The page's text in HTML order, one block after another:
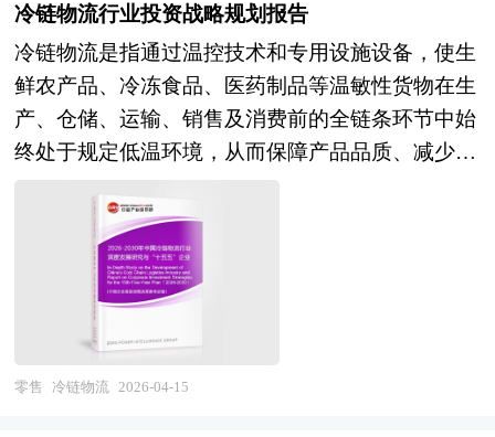
机器人集群、无人配送网络以及基于数字孪生的全
链路仿真优化，共同构建了“感知-决策-执行”一体
化的智能物流中枢，极大提升了资源配置精度与响
应速度。 同时，绿色低碳已从企业社会责任升级
为刚性运营准则，电动化运输车队、可循环包装体
系、近零碳仓储设施以及基于算法优化的路径规
划，成为降低全生命周期碳足迹的关键举措。此
外，区块链技术的深度应用有效破解了跨境物流中
的信息孤岛与信任壁垒，实现了单证流转、货物追
踪与供应链金融的透明化与高效率。 在此背景
下，物流不再仅是商品位移的物理过程，更是保障
国家经济安全、支撑产业升级、优化全球贸易格局
冷链物流行业投资战略规划报告
冷链物流是指通过温控技术和专用设施设备，使生
鲜农产品、冷冻食品、医药制品等温敏性货物在生
产、仓储、运输、销售及消费前的全链条环节中始
终处于规定低温环境，从而保障产品品质、减少损
运输、冷链配送、温控监测及供应链管理等关键环
节，涉及食品冷链、医药冷链、化工冷链等多个专
业领域。作为连接农业生产、食品加工、商贸流通
与终端消费的战略性基础产业，冷链物流不仅是保
障食品安全、提升农产品流通效率的重要支撑，更
是服务"双循环"新发展格局、助力乡村振兴与消费
零售 冷链物流 2026-04-15